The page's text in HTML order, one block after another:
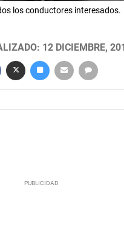
los conductores interesados.
12 DICIEMBRE,